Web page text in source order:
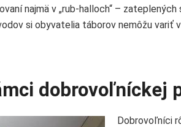
najmä v „rub-halloch“ –
si obyvatelia táborov nemôžu variť
dobrovoľníckej
Dobrovoľníci